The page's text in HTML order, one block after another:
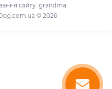
сайту .grandma
© 2026